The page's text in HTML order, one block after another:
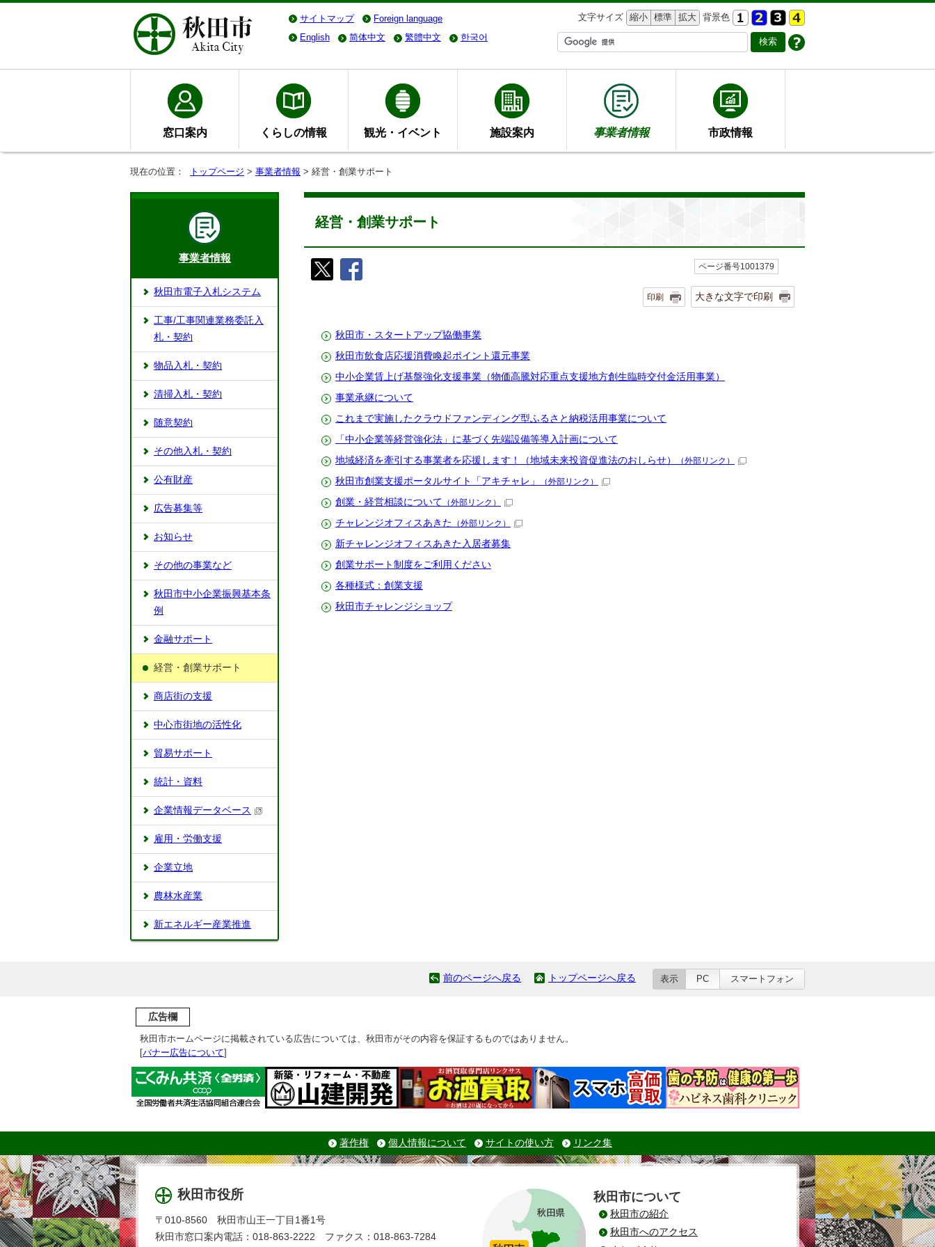
サイトマップ Foreign language 文字サイズ 縮小 標準 拡大 背景色
English
简体中文 繁體中文 한국어
窓口案内 くらしの情報 観光・イベント 施設案内 事業者情報 市政情報
現在の位置： トップページ > 事業者情報 > 経営・創業サポート
経営・創業サポート
ページ番号1001379
印刷 大きな文字で印刷
秋田市・スタートアップ協働事業
秋田市飲食店応援消費喚起ポイント還元事業
中小企業賃上げ基盤強化支援事業（物価高騰対応重点支援地方創生臨時交付金活用事業）
事業承継について
これまで実施したクラウドファンディング型ふるさと納税活用事業について
「中小企業等経営強化法」に基づく先端設備等導入計画について
地域経済を牽引する事業者を応援します！（地域未来投資促進法のおしらせ）
（外部リンク）
秋田市創業支援ポータルサイト「アキチャレ」 （外部リンク）
創業・経営相談について （外部リンク）
チャレンジオフィスあきた （外部リンク）
新チャレンジオフィスあきた入居者募集
創業サポート制度をご利用ください
各種様式：創業支援
秋田市チャレンジショップ
事業者情報
秋田市電子入札システム
工事/工事関連業務委託入
札・契約
物品入札・契約
清掃入札・契約
随意契約
その他入札・契約
公有財産
広告募集等
お知らせ
その他の事業など
秋田市中小企業振興基本条
例
金融サポート
経営・創業サポート
商店街の支援
中心市街地の活性化
貿易サポート
統計・資料
企業情報データベース
雇用・労働支援
企業立地
農林水産業
新エネルギー産業推進
前のページへ戻る トップページへ戻る 表示 PC スマートフォン
広告欄
秋田市ホームページに掲載されている広告については、秋田市がその内容を保証するものではありません。
[バナー広告について]
著作権 個人情報について サイトの使い方 リンク集
秋田市役所
〒010-8560 秋田市山王一丁目1番1号
秋田市窓口案内電話：018-863-2222 ファクス：018-863-7284
秋田市について
秋田市の紹介
秋田市へのアクセス